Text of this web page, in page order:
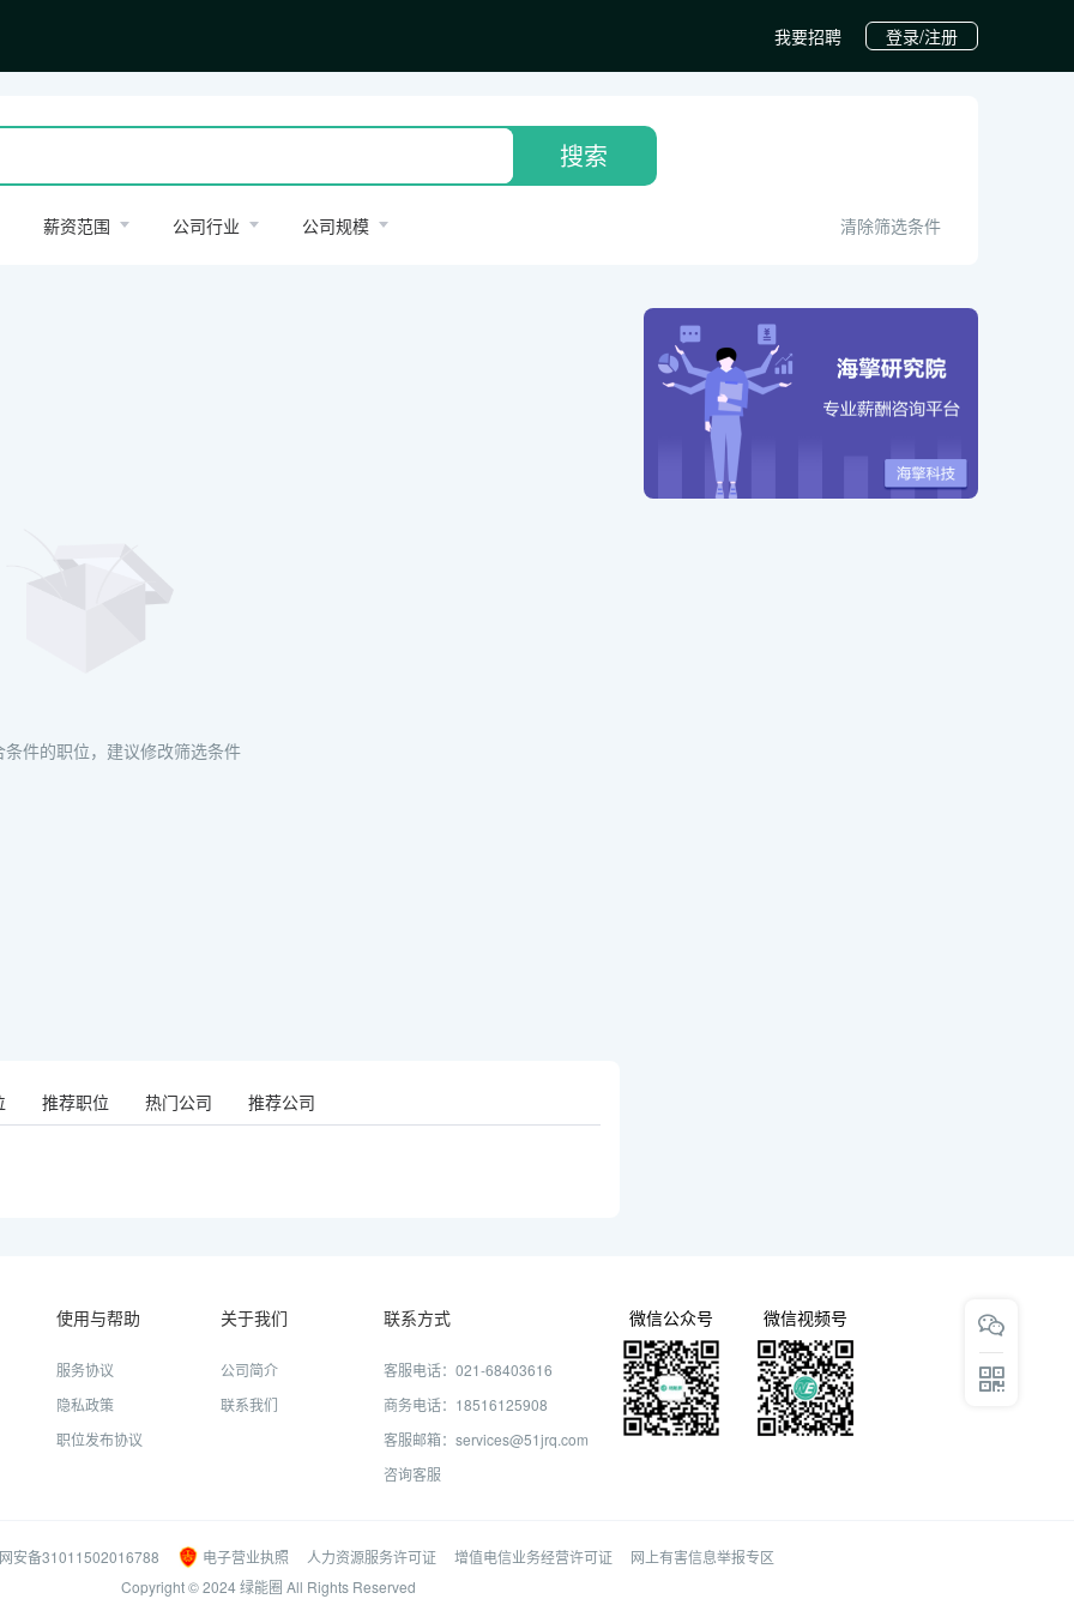
我要招聘 登录/注册
搜索
薪资范围 公司行业 公司规模 清除筛选条件
条件的职位，建议修改筛选条件
推荐职位 热门公司 推荐公司
使用与帮助
服务协议
隐私政策
职位发布协议
关于我们
公司简介
联系我们
联系方式
客服电话：021-68403616
商务电话：18516125908
客服邮箱：services@51jrq.com
咨询客服
微信公众号 微信视频号
安备31011502016788 电子营业执照 人力资源服务许可证 增值电信业务经营许可证
网上有害信息举报专区
Copyright © 2024 绿能圈 All Rights Reserved